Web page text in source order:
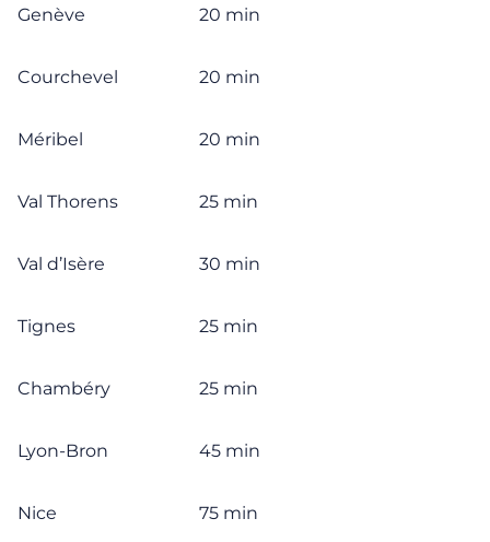
Genève 20 min
Courchevel 20 min
Méribel 20 min
Val Thorens 25 min
Val d’Isère 30 min
Tignes 25 min
Chambéry 25 min
Lyon-Bron 45 min
Nice 75 min